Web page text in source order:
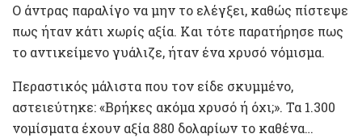
Ο άντρας παραλίγο να μην το ελέγξει, καθώς πίστεψε
πως ήταν κάτι χωρίς αξία. Και τότε παρατήρησε πως
το αντικείμενο γυάλιζε, ήταν ένα χρυσό νόμισμα.
Περαστικός μάλιστα που τον είδε σκυμμένο,
αστειεύτηκε: «Βρήκες ακόμα χρυσό ή όχι;». Τα 1.300
νομίσματα έχουν αξία 880 δολαρίων το καθένα…